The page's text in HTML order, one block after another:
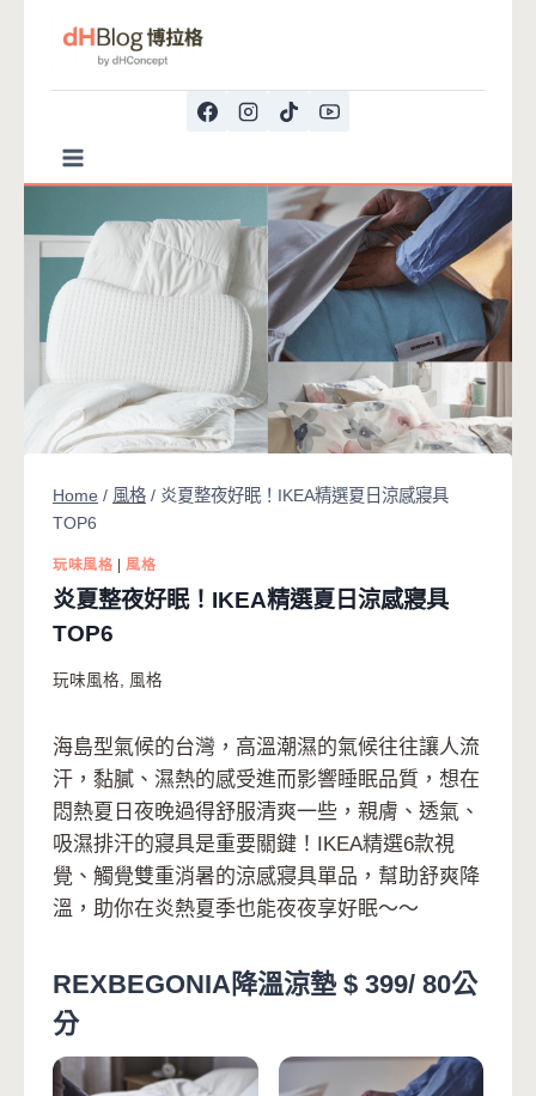
Home / 風格 / 炎夏整夜好眠！IKEA精選夏日涼感寢具
TOP6
玩味風格 |風格
炎夏整夜好眠！IKEA精選夏日涼感寢具
TOP6
玩味風格 風格
海島型氣候的台灣，高溫潮濕的氣候往往讓人流
汗，黏膩、濕熱的感受進而影響睡眠品質，想在
悶熱夏日夜晚過得舒服清爽一些，親膚、透氣、
吸濕排汗的寢具是重要關鍵！IKEA精選6款視
覺、觸覺雙重消暑的涼感寢具單品，幫助舒爽降
溫，助你在炎熱夏季也能夜夜享好眠～～
REXBEGONIA降溫涼墊 $ 399/ 80公
分